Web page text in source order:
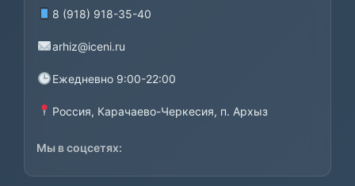
8 (918) 918-35-40
arhiz@iceni.ru
Ежедневно 9:00-22:00
Россия, Карачаево-Черкесия, п. Архыз
Мы в соцсетях: